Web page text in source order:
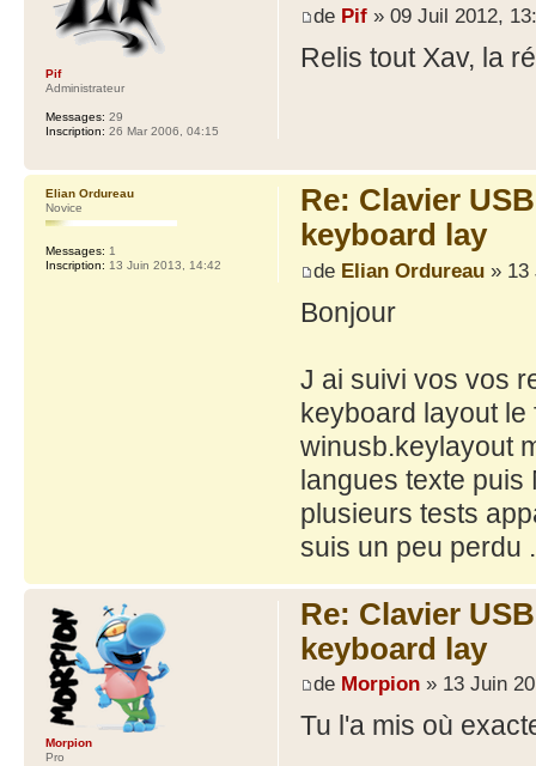
de Pif» 09 Juil 2012,
Relis tout Xav, la
Pif
Administrateur
Messages: 29
Inscription: 26 Mar 2006, 04:15
Re: Clavier
keyboard lay
de Elian Ordureau» 13
Bonjour
J ai suivi vos vos
keyboard layout
winusb.keylayout
langues texte puis
plusieurs tests
suis un peu perdu
Elian Ordureau
Novice
Messages: 1
Inscription: 13 Juin 2013, 14:42
Re: Clavier
keyboard lay
de Morpion» 13 Juin
Tu l'a mis où
Morpion
Pro